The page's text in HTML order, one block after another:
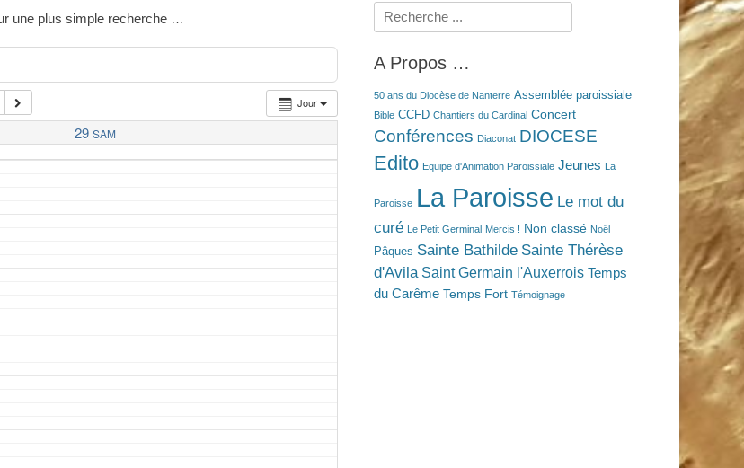
une plus simple recherche …
Jour
29 SAM
Rechercher :
A Propos …
50 ans du Diocèse de Nanterre Assemblée paroissiale
Bible CCFD Chantiers du Cardinal Concert
Conférences Diaconat DIOCESE
Edito Equipe d'Animation Paroissiale Jeunes La
Paroisse La Paroisse Le mot du
curé
Le Petit Germinal Mercis ! Non classé Noël
Pâques Sainte Bathilde Sainte Thérèse
d'Avila Saint Germain l'Auxerrois Temps
du Carême Temps Fort Témoignage